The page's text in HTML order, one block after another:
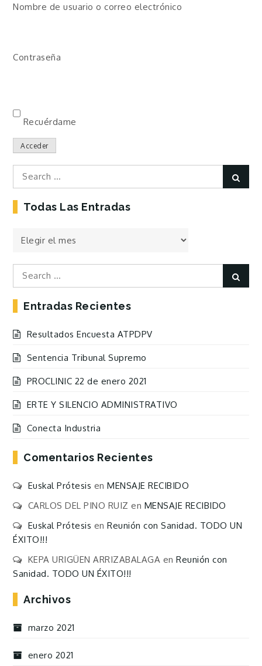
Nombre de usuario o correo electrónico
Contraseña
Recuérdame
Acceder
Search
for:
Todas Las Entradas
Todas
Entradas
Search
for:
Entradas Recientes
Resultados Encuesta ATPDPV
Sentencia Tribunal Supremo
PROCLINIC 22 de enero 2021
ERTE Y SILENCIO ADMINISTRATIVO
Conecta Industria
Comentarios Recientes
Euskal Prótesis enMENSAJE RECIBIDO
CARLOS DEL PINO RUIZ en MENSAJE RECIBIDO
Euskal Prótesis enReunión con Sanidad. TODO UN
ÉXITO!!!
KEPA URIGÜEN ARRIZABALAGA enReunión con
Sanidad. TODO UN ÉXITO!!!
Archivos
marzo 2021
enero 2021